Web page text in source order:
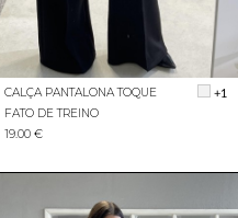
CALÇA PANTALONA TOQUE
FATO DE TREINO
+1
19.00 €